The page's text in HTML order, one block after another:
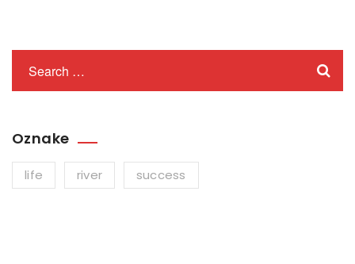
Oznake
life river success